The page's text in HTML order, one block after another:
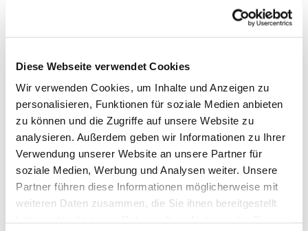
Diese Webseite verwendet Cookies
Wir verwenden Cookies, um Inhalte und Anzeigen zu
personalisieren, Funktionen für soziale Medien anbieten
zu können und die Zugriffe auf unsere Website zu
analysieren. Außerdem geben wir Informationen zu Ihrer
Verwendung unserer Website an unsere Partner für
soziale Medien, Werbung und Analysen weiter. Unsere
Partner führen diese Informationen möglicherweise mit
weiteren Daten zusammen, die Sie ihnen bereitgestellt
Dies könnte Sie auch
interessieren